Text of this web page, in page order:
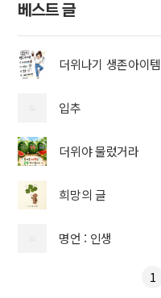
베스트 글
더위나기 생존아이템
입추
더위야 물렀거라
희망의 글
명언 : 인생
1